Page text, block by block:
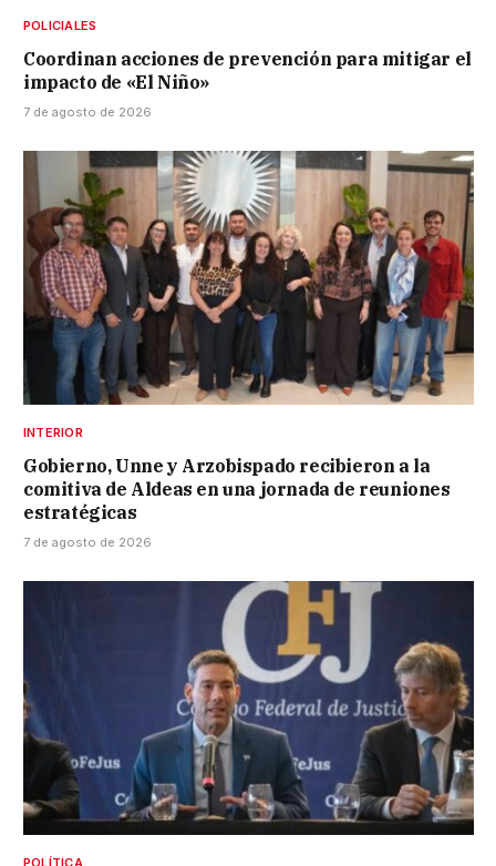
POLICIALES
Coordinan acciones de prevención para mitigar el
impacto de «El Niño»
7 de agosto de 2026
INTERIOR
Gobierno, Unne y Arzobispado recibieron a la
comitiva de Aldeas en una jornada de reuniones
estratégicas
7 de agosto de 2026
POLÍTICA